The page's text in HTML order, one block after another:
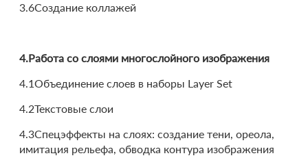
3.6Создание коллажей
4.Работа со слоями многослойного изображения
4.1Объединение слоев в наборы Layer Set
4.2Текстовые слои
4.3Спецэффекты на слоях: создание тени, ореола,
имитация рельефа, обводка контура изображения